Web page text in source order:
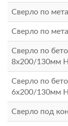
Сверло по
Сверло по
Сверло по
8x200/130мм
Сверло по
6x200/130мм
Сверло под